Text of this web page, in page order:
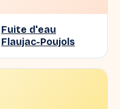
Fuite d'eau
Flaujac-Poujols